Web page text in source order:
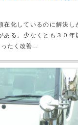
在化しているのに解決し
ある。少なくとも３０年
たく改善...